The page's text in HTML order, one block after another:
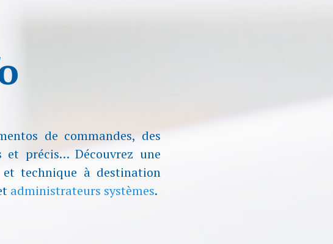
de commandes, des
et précis… Découvrez une
technique à destination
administrateurs systèmes.